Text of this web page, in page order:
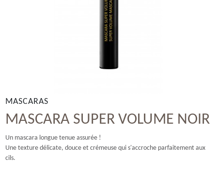
MASCARAS
MASCARA SUPER VOLUME NOIR
Un mascara longue tenue assurée !
Une texture délicate, douce et crémeuse qui s'accroche parfaitement aux
cils.